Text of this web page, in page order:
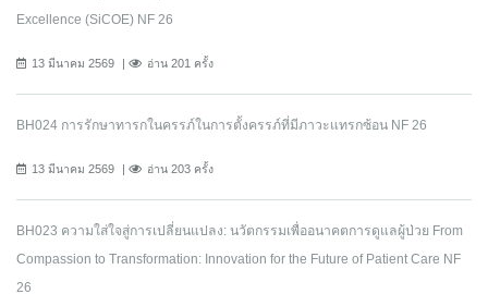
Excellence (SiCOE) NF 26
13 มีนาคม 2569 อ่าน 201 ครั้ง
BH024 การรักษาทารกในครรภ์ในการตั้งครรภ์ที่มีภาวะแทรกซ้อน NF 26
13 มีนาคม 2569 อ่าน 203 ครั้ง
BH023 ความใส่ใจสู่การเปลี่ยนแปลง: นวัตกรรมเพื่ออนาคตการดูแลผู้ป่วย From
Compassion to Transformation: Innovation for the Future of Patient Care NF
26